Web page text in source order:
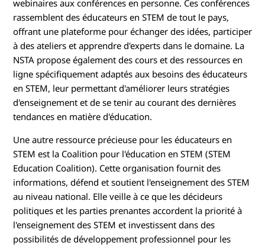
webinaires aux conférences en personne. Ces conférences
rassemblent des éducateurs en STEM de tout le pays,
offrant une plateforme pour échanger des idées, participer
à des ateliers et apprendre d'experts dans le domaine. La
NSTA propose également des cours et des ressources en
ligne spécifiquement adaptés aux besoins des éducateurs
en STEM, leur permettant d'améliorer leurs stratégies
d'enseignement et de se tenir au courant des dernières
tendances en matière d'éducation.
Une autre ressource précieuse pour les éducateurs en
STEM est la Coalition pour l'éducation en STEM (STEM
Education Coalition). Cette organisation fournit des
informations, défend et soutient l'enseignement des STEM
au niveau national. Elle veille à ce que les décideurs
politiques et les parties prenantes accordent la priorité à
l'enseignement des STEM et investissent dans des
possibilités de développement professionnel pour les